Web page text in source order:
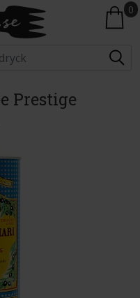
0
Prestige